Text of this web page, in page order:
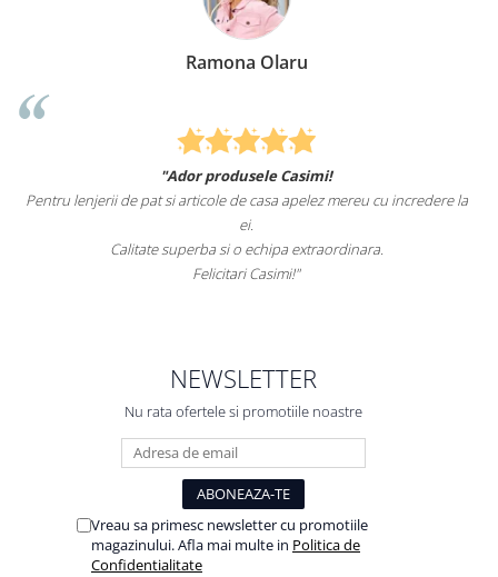
Ramona Olaru
"Ador produsele Casimi!
lenjerii de pat si articole de casa apelez mereu cu incredere la
Calitate superba si o echipa extraordinara.
Felicitari Casimi!"
sunteti
NEWSLETTER
Nu rata ofertele si promotiile noastre
Vreau sa primesc newsletter cu promotiile
magazinului. Afla mai multe in Politica de
Confidentialitate